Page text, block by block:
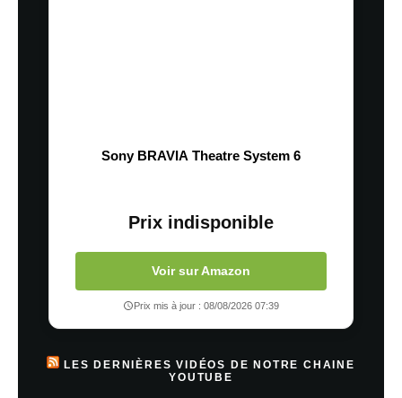
Sony BRAVIA Theatre System 6
Prix indisponible
Voir sur Amazon
Prix mis à jour : 08/08/2026 07:39
LES DERNIÈRES VIDÉOS DE NOTRE CHAINE
YOUTUBE